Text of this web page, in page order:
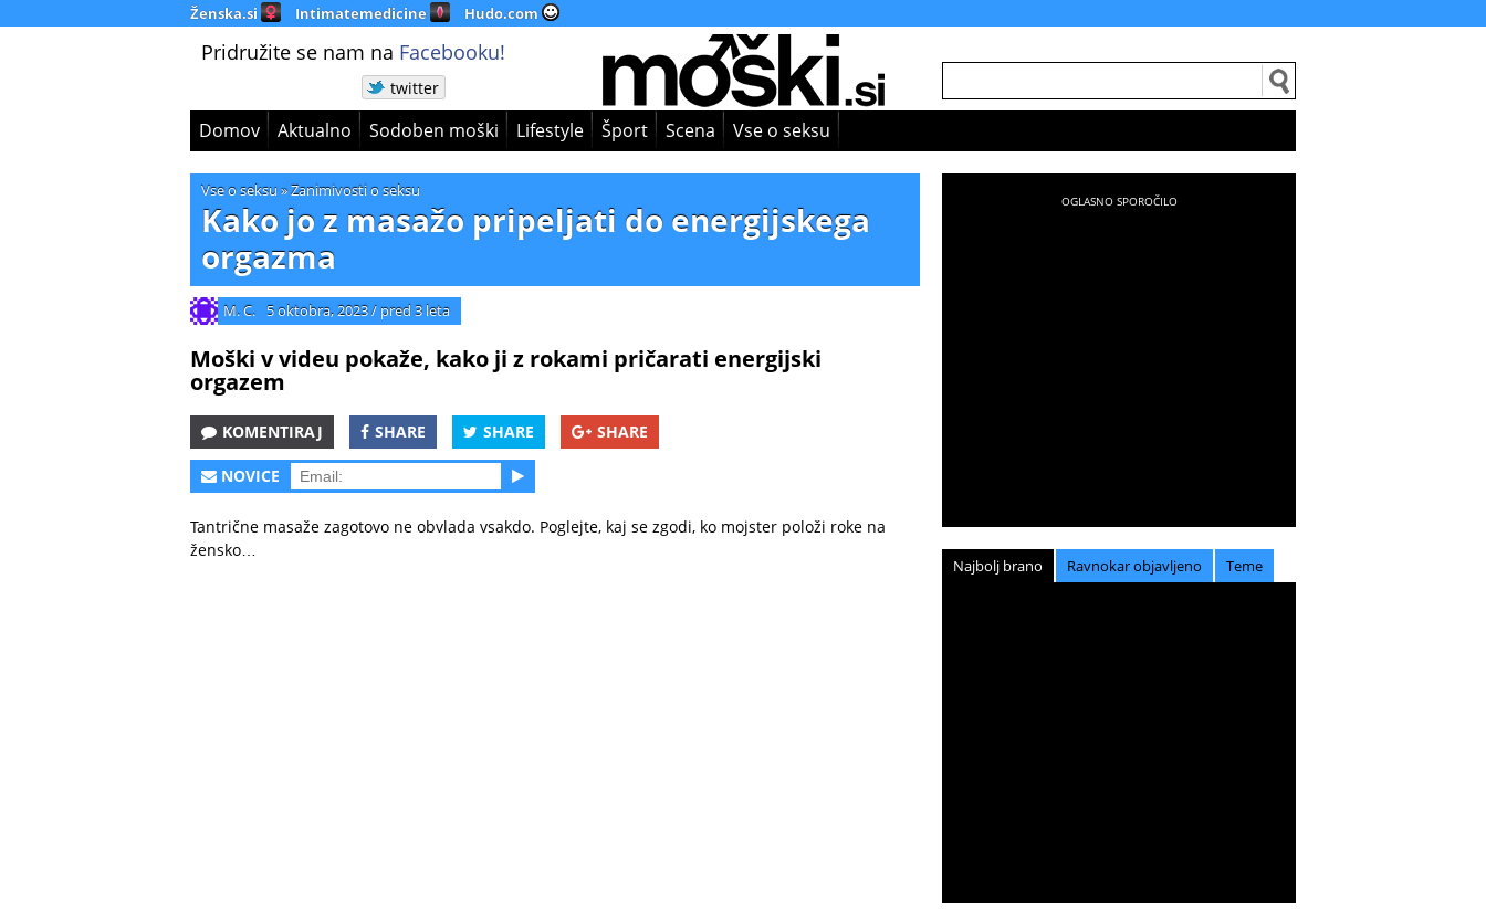
Ženska.si Intimatemedicine Hudo.com
Pridružite se nam na Facebooku!
twitter
Domov Aktualno Sodoben moški Lifestyle Šport Scena Vse o seksu
Vse o seksu »Zanimivosti o seksu
Kako jo z masažo pripeljati do energijskega
orgazma
M. C. 5 oktobra, 2023/ pred 3 leta
Moški v videu pokaže, kako ji z rokami pričarati energijski
orgazem
KOMENTIRAJ SHARE SHARE SHARE
NOVICE
Tantrične masaže zagotovo ne obvlada vsakdo. Poglejte, kaj se zgodi, ko mojster položi roke na
žensko…
Najbolj brano Ravnokar objavljeno Teme